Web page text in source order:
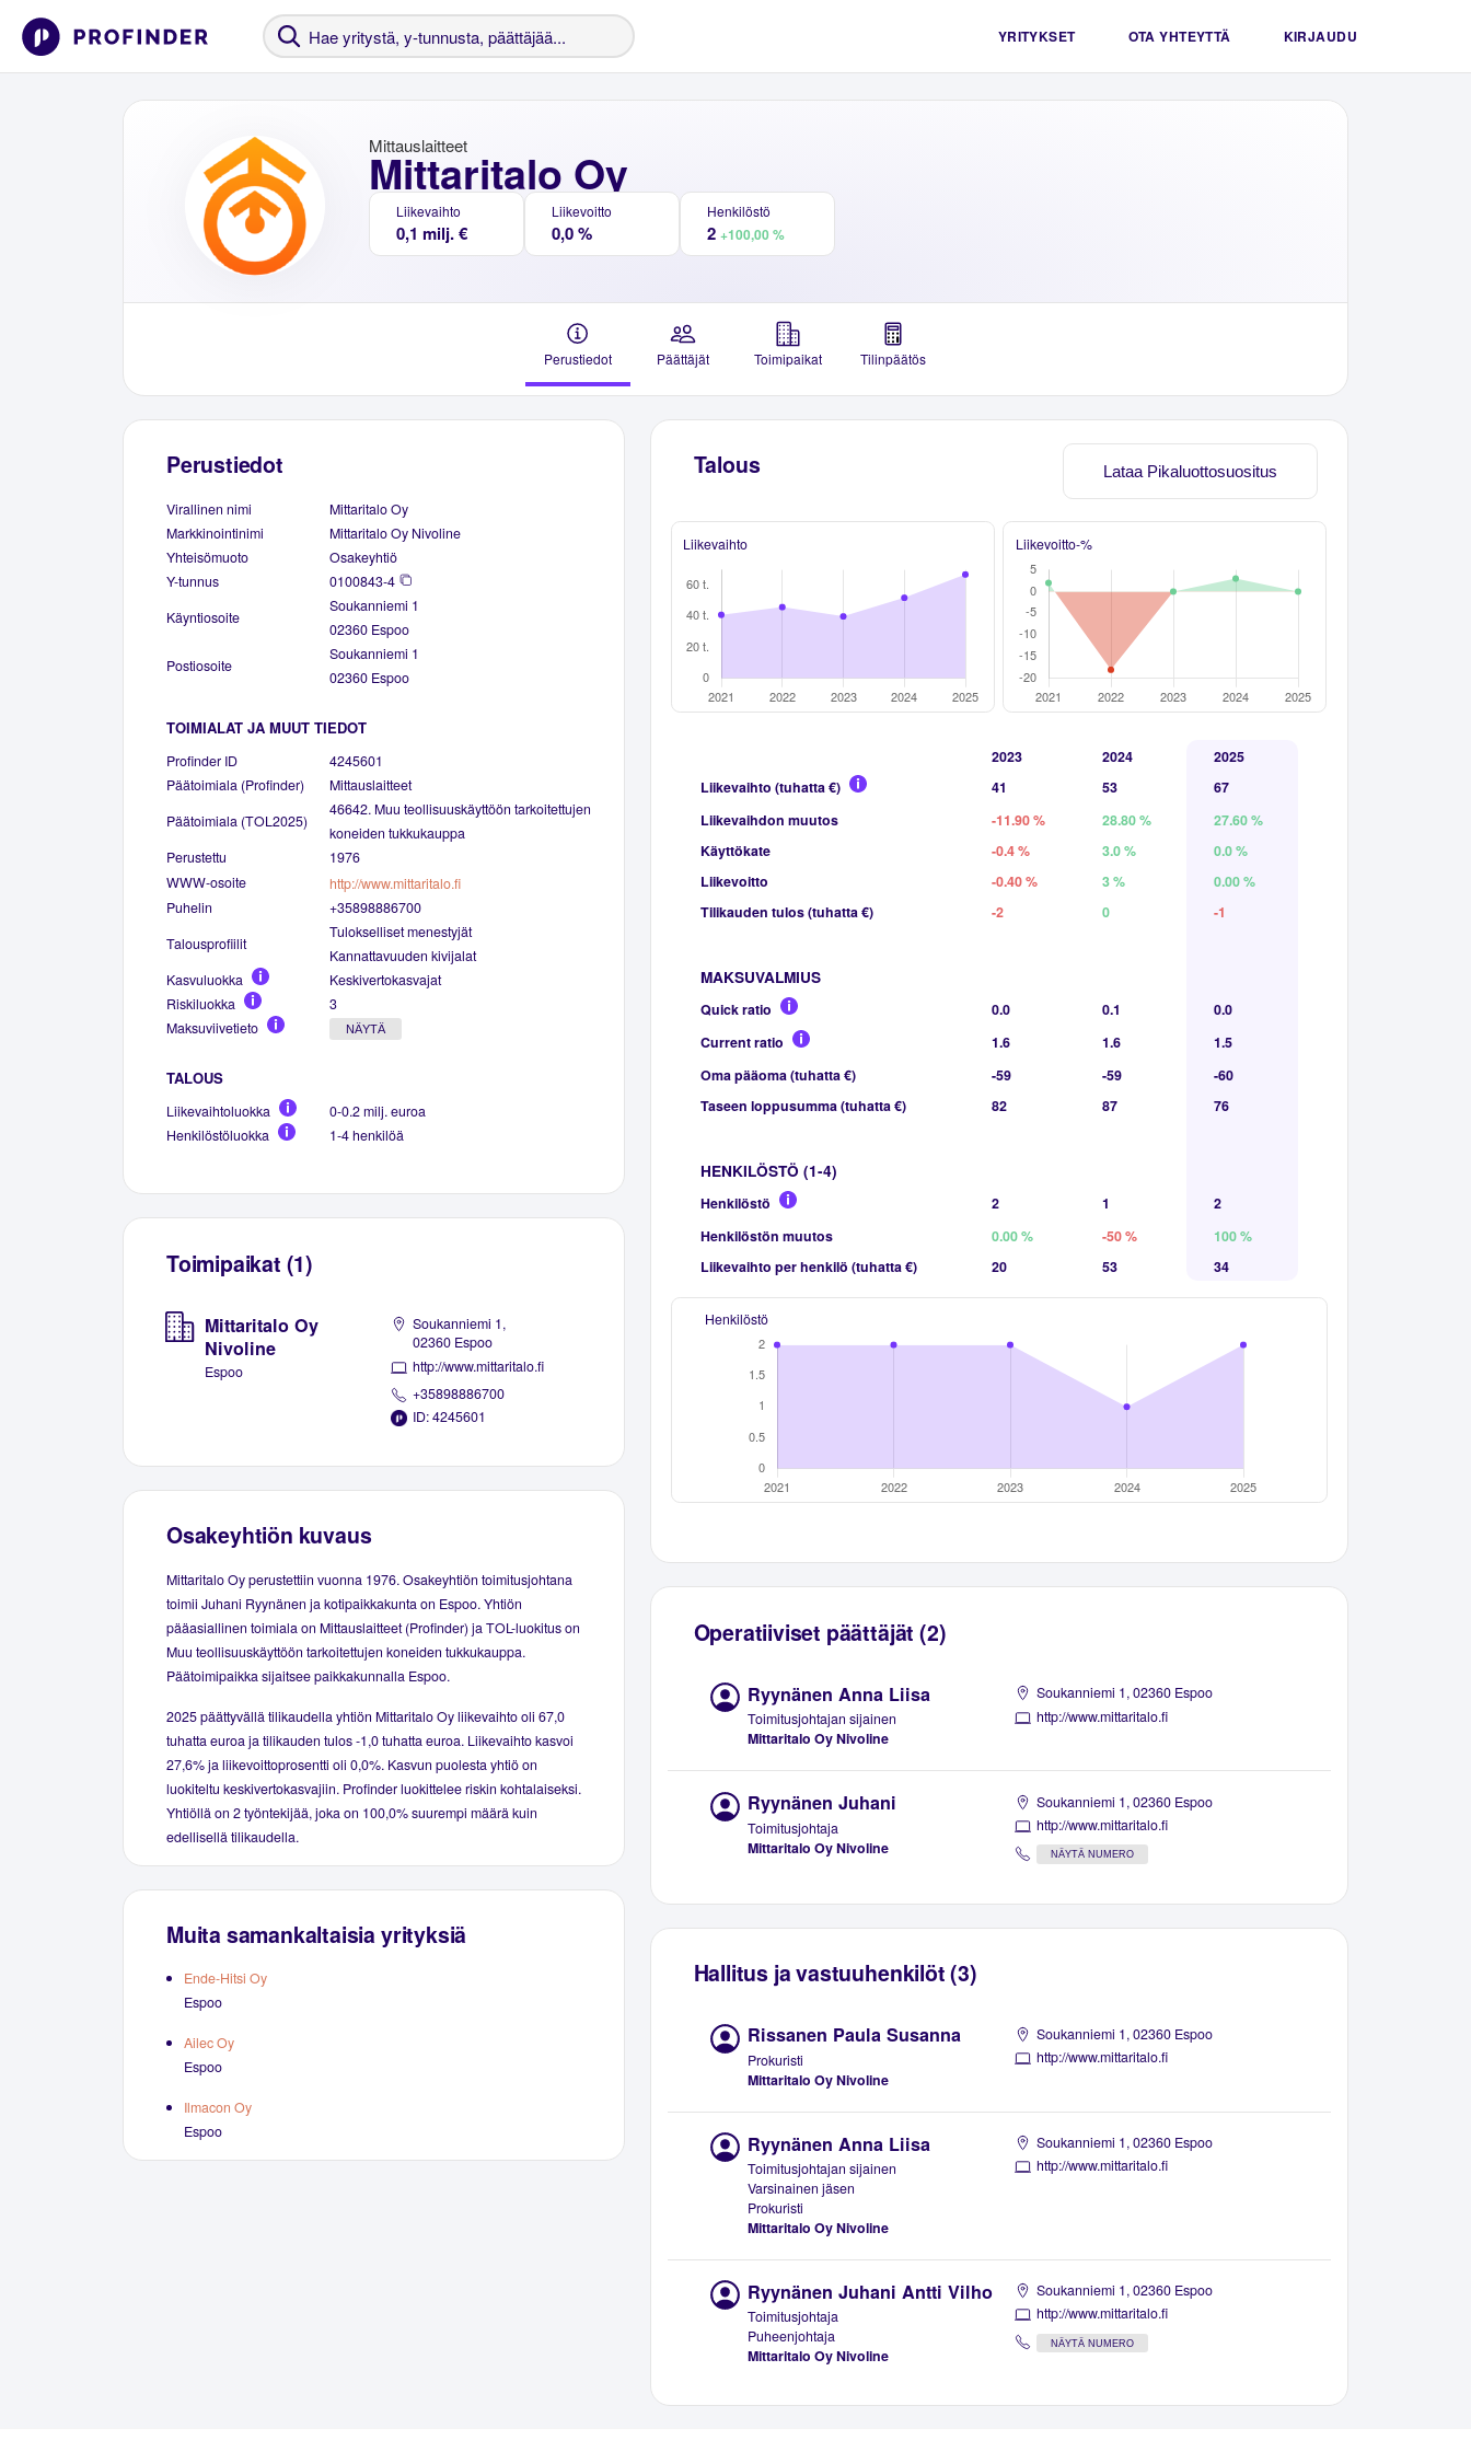
YRITYKSET OTA YHTEYTTÄ KIRJAUDU
Mittaritalo Oy
Mittauslaitteet
Liikevaihto
0,1 milj. €
Liikevoitto
0,0 %
Henkilöstö
2 +100,00 %
Perustiedot Päättäjät Toimipaikat Tilinpäätös
Perustiedot
Virallinen nimi
Mittaritalo Oy
Markkinointinimi
Mittaritalo Oy Nivoline
Yhteisömuoto
Osakeyhtiö
Y-tunnus
0100843-4
Käyntiosoite
Soukanniemi 1
02360 Espoo
Postiosoite
Soukanniemi 1
02360 Espoo
TOIMIALAT JA MUUT TIEDOT
Profinder ID
4245601
Päätoimiala (Profinder)
Mittauslaitteet
Päätoimiala (TOL2025)
46642. Muu teollisuuskäyttöön tarkoitettujen
koneiden tukkukauppa
Perustettu
1976
WWW-osoite
http://www.mittaritalo.fi
Puhelin
+35898886700
Talousprofiilit
Tulokselliset menestyjät
Kannattavuuden kivijalat
Kasvuluokka
Keskivertokasvajat
Riskiluokka
3
Maksuviivetieto
NÄYTÄ
TALOUS
Liikevaihtoluokka
0-0.2 milj. euroa
Henkilöstöluokka
1-4 henkilöä
Toimipaikat (1)
Mittaritalo Oy
Nivoline
Espoo
Soukanniemi 1,
02360 Espoo
http://www.mittaritalo.fi
+35898886700
ID: 4245601
Osakeyhtiön kuvaus
Mittaritalo Oy perustettiin vuonna 1976. Osakeyhtiön toimitusjohtana
toimii Juhani Ryynänen ja kotipaikkakunta on Espoo. Yhtiön
pääasiallinen toimiala on Mittauslaitteet (Profinder) ja TOL-luokitus on
Muu teollisuuskäyttöön tarkoitettujen koneiden tukkukauppa.
Päätoimipaikka sijaitsee paikkakunnalla Espoo.
2025 päättyvällä tilikaudella yhtiön Mittaritalo Oy liikevaihto oli 67,0
tuhatta euroa ja tilikauden tulos -1,0 tuhatta euroa. Liikevaihto kasvoi
27,6% ja liikevoittoprosentti oli 0,0%. Kasvun puolesta yhtiö on
luokiteltu keskivertokasvajiin. Profinder luokittelee riskin kohtalaiseksi.
Yhtiöllä on 2 työntekijää, joka on 100,0% suurempi määrä kuin
edellisellä tilikaudella.
Muita samankaltaisia yrityksiä
Ende-Hitsi Oy
Espoo
Ailec Oy
Espoo
Ilmacon Oy
Espoo
Lataa Pikaluottosuositus
Talous
Liikevaihto Liikevoitto-%
2023 2024
2025
Liikevaihto (tuhatta €)
41 53
67
Liikevaihdon muutos
-11.90 % 28.80 %
27.60 %
Käyttökate
-0.4 % 3.0 %
0.0 %
Liikevoitto
-0.40 % 3 %
0.00 %
Tilikauden tulos (tuhatta €)
-2 0 -1
MAKSUVALMIUS
Quick ratio 0.0 0.1
0.0
Current ratio
1.6 1.6
1.5
Oma pääoma (tuhatta €)
-59 -59
-60
Taseen loppusumma (tuhatta €)
82 87 76
HENKILÖSTÖ (1-4)
Henkilöstö 2 1
2
Henkilöstön muutos
0.00 % -50 %
100 %
Liikevaihto per henkilö (tuhatta €)
20 53 34
Henkilöstö
Operatiiviset päättäjät (2)
Ryynänen Anna Liisa
Toimitusjohtajan sijainen
Mittaritalo Oy Nivoline
Soukanniemi 1, 02360 Espoo
http://www.mittaritalo.fi
Ryynänen Juhani
Toimitusjohtaja
Mittaritalo Oy Nivoline
Soukanniemi 1, 02360 Espoo
http://www.mittaritalo.fi
NÄYTÄ NUMERO
Hallitus ja vastuuhenkilöt (3)
Rissanen Paula Susanna
Prokuristi
Mittaritalo Oy Nivoline
Soukanniemi 1, 02360 Espoo
http://www.mittaritalo.fi
Ryynänen Anna Liisa
Toimitusjohtajan sijainen
Varsinainen jäsen
Prokuristi
Mittaritalo Oy Nivoline
Soukanniemi 1, 02360 Espoo
http://www.mittaritalo.fi
Ryynänen Juhani Antti Vilho
Toimitusjohtaja
Puheenjohtaja
Mittaritalo Oy Nivoline
Soukanniemi 1, 02360 Espoo
http://www.mittaritalo.fi
NÄYTÄ NUMERO